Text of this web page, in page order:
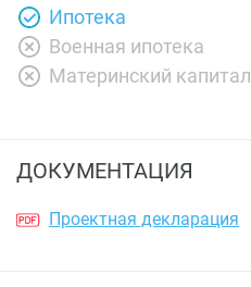
Ипотека
Военная ипотека
Материнский капитал
ДОКУМЕНТАЦИЯ
Проектная декларация